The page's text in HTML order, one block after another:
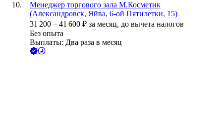
Менеджер торгового зала М.Косметик
(Александровск, Яйва, 6-ой Пятилетки, 15)
31 200 – 41 600 ₽ за месяц, до вычета налогов
Без опыта
Выплаты: Два раза в месяц